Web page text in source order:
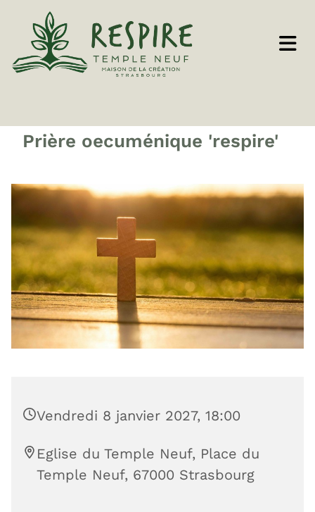
Prière oecuménique 'respire'
Vendredi 8 janvier 2027, 18:00
Eglise du Temple Neuf, Place du
Temple Neuf, 67000 Strasbourg